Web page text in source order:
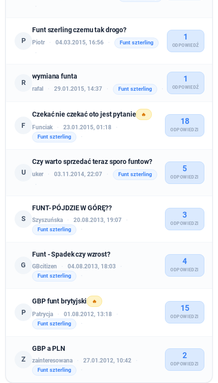
P
Funt szerling czemu tak drogo?
Piotr · 04.03.2015, 16:56 · Funt szterling
·
1
ODPOWIEDŹ
R
wymiana funta
rafal 29.01.2015, 14:37 Funt szterling
1
ODPOWIEDŹ
F
Czekać nie czekać oto jest pytanie 🔥
Funciak · 23.01.2015, 01:18 ·
Funt szterling ·
18
ODPOWIEDZI
U
Czy warto sprzedać teraz sporo funtow?
uker 03.11.2014, 22:07 Funt szterling
5
ODPOWIEDZI
S
FUNT- PÓJDZIE W GÓRĘ??
Szyszuńska · 20.08.2013, 19:07 ·
Funt szterling ·
3
ODPOWIEDZI
G
Funt - Spadek czy wzrost?
GBcitizen 04.08.2013, 18:03
Funt szterling
4
ODPOWIEDZI
P
GBP funt brytyjski 🔥
Patrycja · 01.08.2012, 13:18 ·
Funt szterling ·
15
ODPOWIEDZI
Z
GBP a PLN
zainteresowana 27.01.2012, 10:42
Funt szterling
2
ODPOWIEDZI